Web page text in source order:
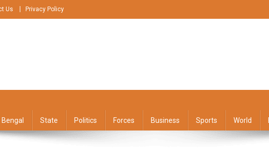
Us Privacy Policy
State Politics Forces Business Sports World